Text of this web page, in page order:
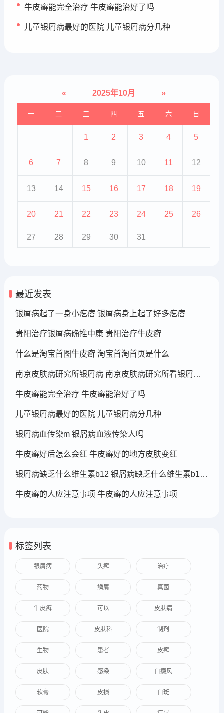
牛皮癣能完全治疗 牛皮癣能治好了吗
儿童银屑病最好的医院 儿童银屑病分几种
« 2025年10月 »
一 二 三 四 五 六 日
1 2 3 4 5
6 7 8 9 10 11 12
13 14 15 16 17 18 19
20 21 22 23 24 25 26
27 28 29 30 31
最近发表
银屑病起了一身小疙瘩 银屑病身上起了好多疙瘩
贵阳治疗银屑病确推中康 贵阳治疗牛皮癣
什么是淘宝首图牛皮癣 淘宝首淘首页是什么
南京皮肤病研究所银屑病 南京皮肤病研究所看银屑病哪个医生厉害
牛皮癣能完全治疗 牛皮癣能治好了吗
儿童银屑病最好的医院 儿童银屑病分几种
银屑病血传染m 银屑病血液传染人吗
牛皮癣好后怎么会红 牛皮癣好的地方皮肤变红
银屑病缺乏什么维生素b12 银屑病缺乏什么维生素b12可以补充
牛皮癣的人应注意事项 牛皮癣的人应注意事项
标签列表
银屑病 头癣 治疗
药物 鳞屑 真菌
牛皮癣 可以 皮肤病
医院 皮肤科 制剂
生物 患者 皮癣
皮肤 感染 白癜风
软膏 皮损 白斑